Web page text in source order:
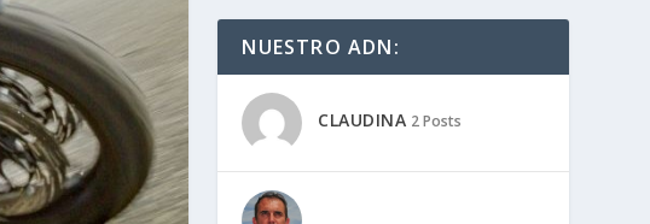
NUESTRO ADN:
CLAUDINA 2 Posts